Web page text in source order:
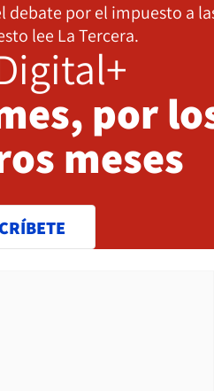
debate por el impuesto a
lee La Tercera.
por
meses